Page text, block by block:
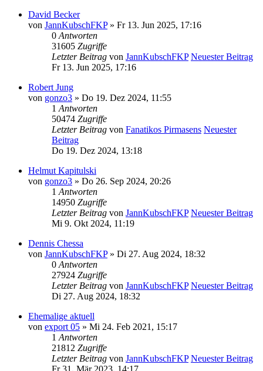
David Becker
von JannKubschFKP» Fr 13. Jun 2025, 17:16
0 Antworten
31605 Zugriffe
Letzter Beitrag von JannKubschFKP Neuester Beitrag
Fr 13. Jun 2025, 17:16
Robert Jung
von gonzo3 » Do 19. Dez 2024, 11:55
1 Antworten
50474 Zugriffe
Letzter Beitrag von Fanatikos Pirmasens Neuester
Beitrag
Do 19. Dez 2024, 13:18
Helmut Kapitulski
von gonzo3 » Do 26. Sep 2024, 20:26
1 Antworten
14950 Zugriffe
Letzter Beitrag von JannKubschFKP Neuester Beitrag
Mi 9. Okt 2024, 11:19
Dennis Chessa
von JannKubschFKP» Di 27. Aug 2024, 18:32
0 Antworten
27924 Zugriffe
Letzter Beitrag von JannKubschFKP Neuester Beitrag
Di 27. Aug 2024, 18:32
Ehemalige aktuell
von export 05 » Mi 24. Feb 2021, 15:17
1 Antworten
21812 Zugriffe
Letzter Beitrag von JannKubschFKP Neuester Beitrag
Fr 31. Mär 2023, 14:17